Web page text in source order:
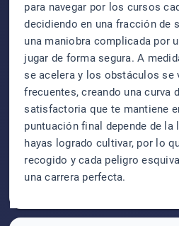
para navegar por los cursos
decidiendo en una fracción de
una maniobra complicada por
jugar de forma segura. A
se acelera y los obstáculos se
frecuentes, creando una curva
satisfactoria que te mantiene
puntuación final depende de
hayas logrado cultivar, por lo
recogido y cada peligro
una carrera perfecta.